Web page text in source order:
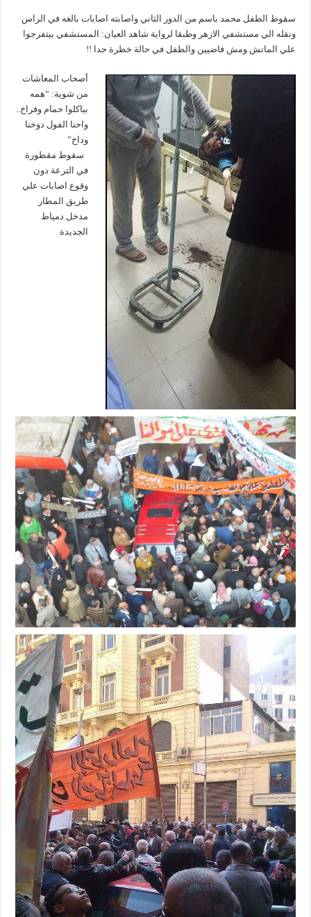
سقوط الطفل محمد باسم من الدور الثاني واصابته اصابات بالغه في الراس
ونقله الي مستشفي الازهر وطبقا لرواية شاهد العيان: المستشفي بيتفرجوا
علي الماتش ومش فاضيين والطفل في حالة خطرة جدا !!
أصحاب المعاشات
من شوية: “همه
بياكلوا حمام وفراخ..
واحنا الفول دوخنا
وداخ”
سقوط مقطورة
في الترعة دون
وقوع اصابات علي
طريق المطار
مدخل دمياط
الجديدة